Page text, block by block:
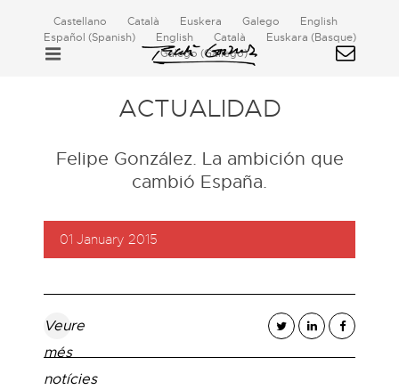
Castellano Català Euskera Galego
English
Español (Spanish) English Català Euskara (Basque)
Galego (Gallego)
ACTUALIDAD
Felipe González. La ambición que
cambió España.
01 January 2015
Veure
més
notícies